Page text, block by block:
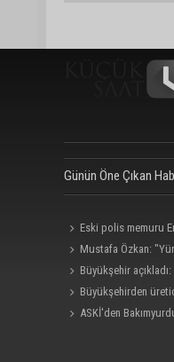
Günün Öne Çıkan
Eski polis memuru
görüntüleri ortaya çıktı
Mustafa Özkan:
hukuki süreç başlatıldı"
Büyükşehir
yapıldıBüyükşehirden
ASKİ'den